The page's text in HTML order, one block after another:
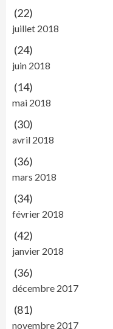
(22)
juillet 2018
(24)
juin 2018
(14)
mai 2018
(30)
avril 2018
(36)
mars 2018
(34)
février 2018
(42)
janvier 2018
(36)
décembre 2017
(81)
novembre 2017